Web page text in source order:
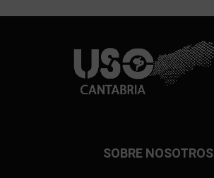
SOBRE NOSOTROS